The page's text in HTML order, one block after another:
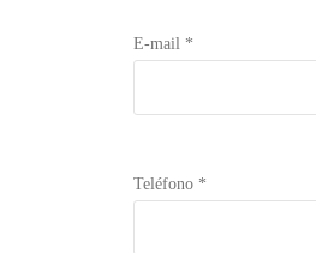
E-mail *
Teléfono *